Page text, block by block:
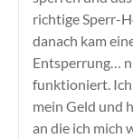
richtige Sperr-
danach kam
Entsperrung…
funktioniert. Ich
mein Geld und
an die ich mich